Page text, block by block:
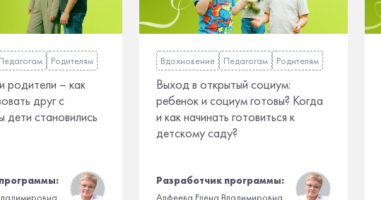
Родителям
родители – как
друг с
дети становились
Вдохновение Педагогам Родителям
Выход в открытый социум:
ребенок и социум готовы? Когда
и как начинать готовиться к
детскому саду?
Разработчик программы:
Алфеева Елена Владимировна